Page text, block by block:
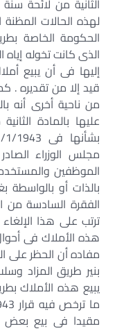
لهذه الحالات
الحكومة الخاصة
الذى كانت تخوله إياه
إليها فى أن يبيع
قيد إلا من تقديره .
من ناحية أخرى أنه
الموظفين
بالذات أو بالواسطة
ترتب على هذا
هذه الأملاك فى
مفاده أن الحظر على
بنير طريق المزاد
يبيع هذه الأملاك
مقيدا فى بيع بعض